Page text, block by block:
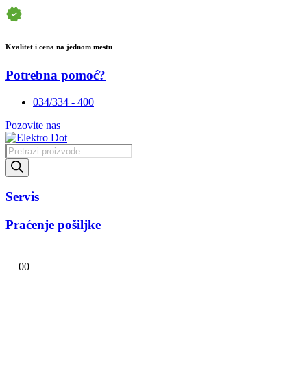
Kvalitet i cena na jednom mestu
Potrebna pomoć?
034/334 - 400
Pozovite nas
Products
search
Servis
Praćenje pošiljke
00